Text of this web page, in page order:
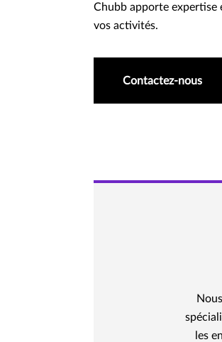
Chubb apporte
vos activités.
Contactez-nous
les